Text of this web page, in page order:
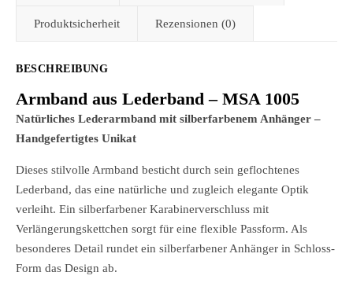
Produktsicherheit Rezensionen (0)
BESCHREIBUNG
Armband aus Lederband – MSA 1005
Natürliches Lederarmband mit silberfarbenem Anhänger –
Handgefertigtes Unikat
Dieses stilvolle Armband besticht durch sein geflochtenes
Lederband, das eine natürliche und zugleich elegante Optik
verleiht. Ein silberfarbener Karabinerverschluss mit
Verlängerungskettchen sorgt für eine flexible Passform. Als
besonderes Detail rundet ein silberfarbener Anhänger in Schloss-
Form das Design ab.